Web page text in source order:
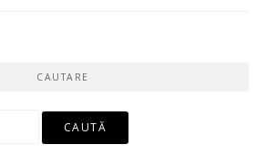
CAUTARE